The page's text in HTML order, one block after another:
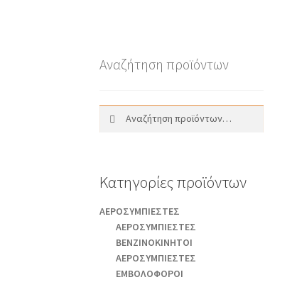
Αναζήτηση προϊόντων
Αναζήτηση
Αναζήτηση
Κατηγορίες προϊόντων
AEΡΟΣΥΜΠΙΕΣΤΕΣ
AEΡΟΣΥΜΠΙΕΣΤΕΣ
ΒΕΝΖΙΝΟΚΙΝΗΤΟΙ
AEΡΟΣΥΜΠΙΕΣΤΕΣ
ΕΜΒΟΛΟΦΟΡΟΙ